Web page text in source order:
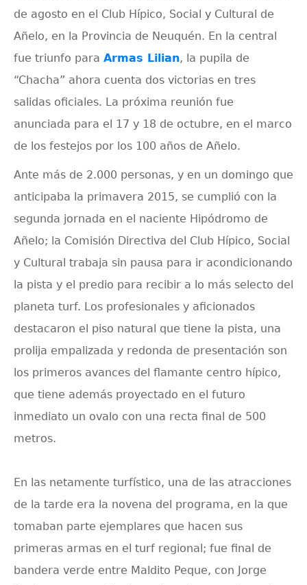
de agosto en el Club Hípico, Social y Cultural de
Añelo, en la Provincia de Neuquén. En la central
fue triunfo para Armas Lilian, la pupila de
“Chacha” ahora cuenta dos victorias en tres
salidas oficiales. La próxima reunión fue
anunciada para el 17 y 18 de octubre, en el marco
de los festejos por los 100 años de Añelo.
Ante más de 2.000 personas, y en un domingo que
anticipaba la primavera 2015, se cumplió con la
segunda jornada en el naciente Hipódromo de
Añelo; la Comisión Directiva del Club Hípico, Social
y Cultural trabaja sin pausa para ir acondicionando
la pista y el predio para recibir a lo más selecto del
planeta turf. Los profesionales y aficionados
destacaron el piso natural que tiene la pista, una
prolija empalizada y redonda de presentación son
los primeros avances del flamante centro hípico,
que tiene además proyectado en el futuro
inmediato un ovalo con una recta final de 500
metros.
En las netamente turfístico, una de las atracciones
de la tarde era la novena del programa, en la que
tomaban parte ejemplares que hacen sus
primeras armas en el turf regional; fue final de
bandera verde entre Maldito Peque, con Jorge